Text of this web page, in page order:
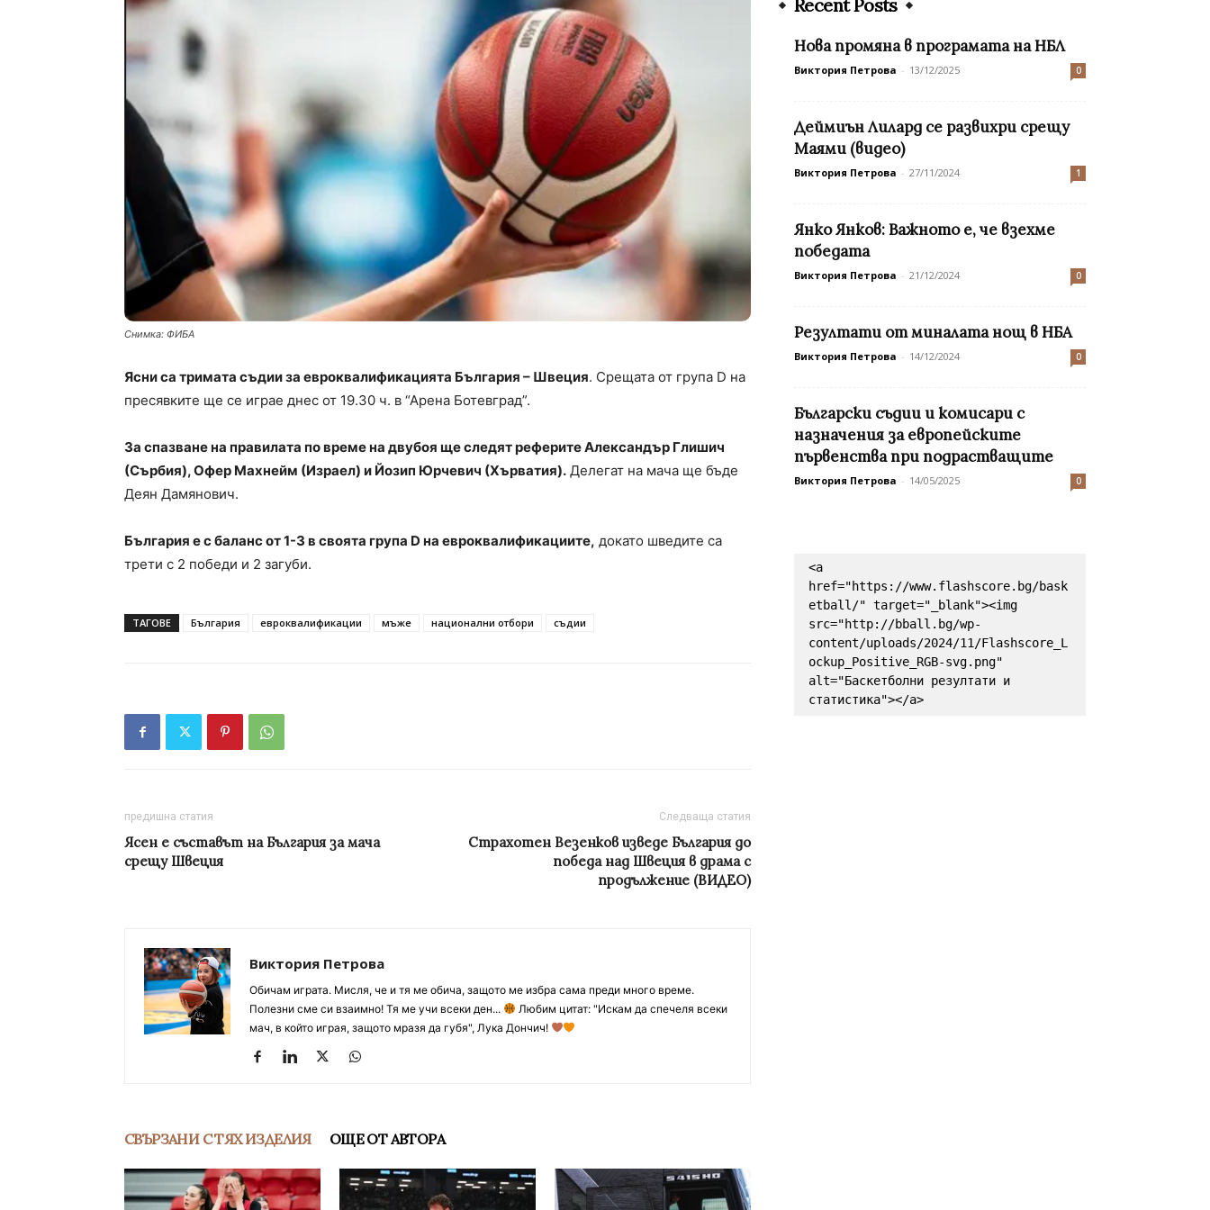
Снимка: ФИБА
Ясни са тримата съдии за евроквалификацията България – Швеция. Срещата от група D на
пресявките ще се играе днес от 19.30 ч. в “Арена Ботевград”.
За спазване на правилата по време на двубоя ще следят реферите Александър Глишич
(Сърбия), Офер Махнейм (Израел) и Йозип Юрчевич (Хърватия). Делегат на мача ще бъде
Деян Дамянович.
България е с баланс от 1-3 в своята група D на евроквалификациите, докато шведите са
трети с 2 победи и 2 загуби.
ТАГОВЕ България евроквалификации мъже национални отбори съдии
предишна статия
Ясен е съставът на България за мача
срещу Швеция
Следваща статия
Страхотен Везенков изведе България до
победа над Швеция в драма с
продължение (ВИДЕО)
Виктория Петрова
Обичам играта. Мисля, че и тя ме обича, защото ме избра сама преди много време.
Полезни сме си взаимно! Тя ме учи всеки ден...
Любим цитат: "Искам да спечеля всеки
мач, в който играя, защото мразя да губя", Лука Дончич!
СВЪРЗАНИ С ТЯХ ИЗДЕЛИЯ ОЩЕ ОТ АВТОРА
Recent Posts
Нова промяна в програмата на НБЛ
Виктория Петрова - 13/12/2025 0
Деймиън Лилард се развихри срещу
Маями (видео)
Виктория Петрова - 27/11/2024 1
Янко Янков: Важното е, че взехме
победата
Виктория Петрова - 21/12/2024 0
Резултати от миналата нощ в НБА
Виктория Петрова - 14/12/2024 0
Български съдии и комисари с
назначения за eвропейските
първенства при подрастващите
Виктория Петрова - 14/05/2025 0
<a
href="https://www.flashscore.bg/bask
etball/" target="_blank"><img
src="http://bball.bg/wp-
content/uploads/2024/11/Flashscore_L
ockup_Positive_RGB-svg.png"
alt="Баскетболни резултати и
статистика"></a>